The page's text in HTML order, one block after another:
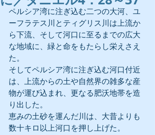
ペルシア湾に注ぎ込む二つの大河、ユ
ーフラテス川とティグリス川は上流か
ら下流、そして河口に至るまでの広大
な地域に、緑と命をもたらし栄えさえ
た。
そしてペルシア湾に注ぎ込む河口付近
は、上流からの土や自然界の雑多な産
物が運び込まれ、更なる肥沃地帯を造
り出した。
恵みの土砂を運んだ川は、大昔よりも
数十キロ以上河口を押し上げた。